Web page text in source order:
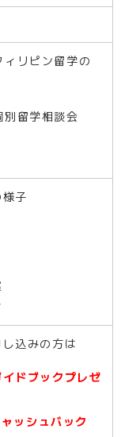
リピン留学の
留学相談会
子
込みの方は
ドブックプレゼ
ッシュバック